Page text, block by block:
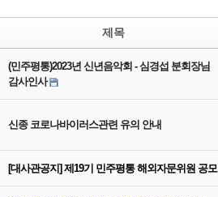
제목
(민주평통)2023년 신년음악회 - 심경섭 분회장님
감사인사
신종 코로나바이러스관련 유의 안내
[대사관공지] 제19기 민주평통 해외자문위원 공모